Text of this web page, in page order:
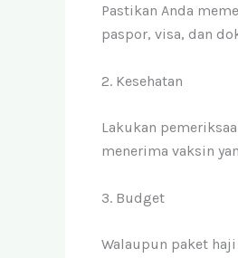
Pastikan Anda
paspor, visa, dan
2. Kesehatan
Lakukan
menerima vaksin
3. Budget
Walaupun paket